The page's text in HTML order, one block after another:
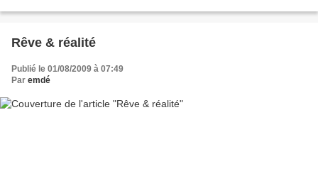
Rêve & réalité
Publié le 01/08/2009 à 07:49
Par emdé